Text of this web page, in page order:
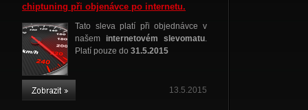
chiptuning při objenávce po internetu.
Tato sleva platí při objednávce v
našem internetovém slevomatu.
Platí pouze do 31.5.2015
13.5.2015